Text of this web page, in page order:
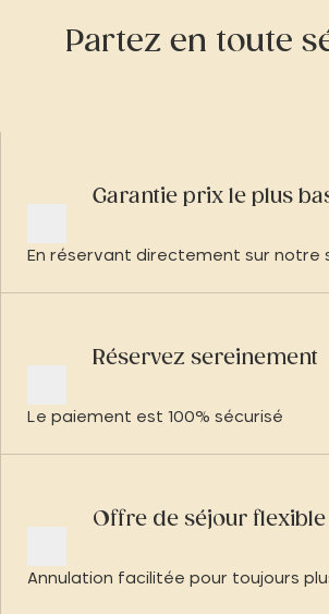
Partez en toute
Garantie prix le plus
En réservant directement sur notre
Réservez sereinement
Le paiement est 100% sécurisé
Offre de séjour flexible
Annulation facilitée pour toujours